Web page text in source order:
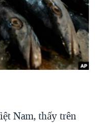
Nam, thấy trên